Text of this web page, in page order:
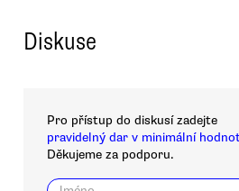
Diskuse
Pro přístup do diskusí zadejte
pravidelný dar v minimální
Děkujeme za podporu.